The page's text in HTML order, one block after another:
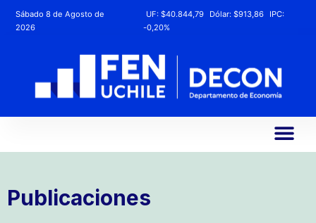
Sábado 8 de Agosto de
2026
UF:$40.844,79 Dólar:$913,86
IPC:
-0,20%
Publicaciones